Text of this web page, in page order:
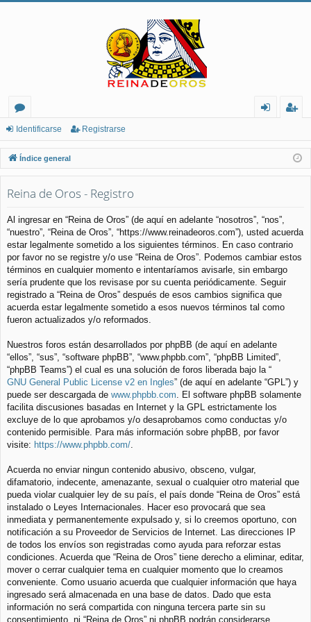
or
os
nt
ifi
rs
e
ist
ra
Identificarse Registrarse
Índice general
Reina de Oros - Registro
Al ingresar en “Reina de Oros” (de aquí en adelante “nosotros”, “nos”,
“nuestro”, “Reina de Oros”, “https://www.reinadeoros.com”), usted acuerda
estar legalmente sometido a los siguientes términos. En caso contrario
por favor no se registre y/o use “Reina de Oros”. Podemos cambiar estos
términos en cualquier momento e intentaríamos avisarle, sin embargo
sería prudente que los revisase por su cuenta periódicamente. Seguir
registrado a “Reina de Oros” después de esos cambios significa que
acuerda estar legalmente sometido a esos nuevos términos tal como
fueron actualizados y/o reformados.
Nuestros foros están desarrollados por phpBB (de aquí en adelante
“ellos”, “sus”, “software phpBB”, “www.phpbb.com”, “phpBB Limited”,
“phpBB Teams”) el cual es una solución de foros liberada bajo la “
GNU General Public License v2 en Ingles” (de aquí en adelante “GPL”) y
puede ser descargada de www.phpbb.com . El software phpBB solamente
facilita discusiones basadas en Internet y la GPL estrictamente los
excluye de lo que aprobamos y/o desaprobamos como conductas y/o
contenido permisible. Para más información sobre phpBB, por favor
visite: https://www.phpbb.com/
Acuerda no enviar ningun contenido abusivo, obsceno, vulgar,
difamatorio, indecente, amenazante, sexual o cualquier otro material que
pueda violar cualquier ley de su país, el país donde “Reina de Oros” está
instalado o Leyes Internacionales. Hacer eso provocará que sea
inmediata y permanentemente expulsado y, si lo creemos oportuno, con
notificación a su Proveedor de Servicios de Internet. Las direcciones IP
de todos los envíos son registradas como ayuda para reforzar estas
condiciones. Acuerda que “Reina de Oros” tiene derecho a eliminar, editar,
mover o cerrar cualquier tema en cualquier momento que lo creamos
conveniente. Como usuario acuerda que cualquier información que haya
ingresado será almacenada en una base de datos. Dado que esta
información no será compartida con ninguna tercera parte sin su
consentimiento, ni “Reina de Oros” ni phpBB podrán considerarse